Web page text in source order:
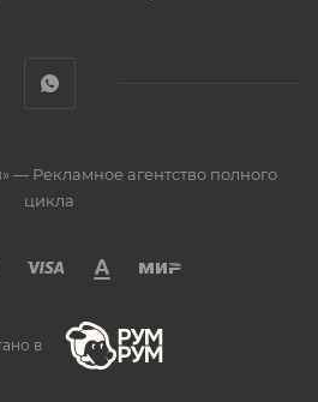
— Рекламное агентство полного
цикла
в